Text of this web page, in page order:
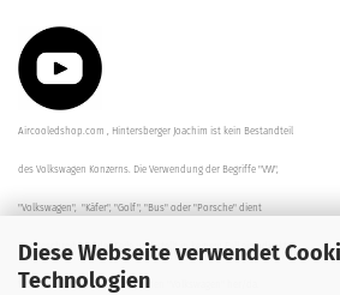
Diese Webseite verwendet
Technologien
Aircooledshop.com , Hintersberger Joachim ist kein Bestandteil
des Volkswagen Konzerns. Die Verwendung der Begriffe "VW",
"Volkswagen", "Käfer", "Golf", "Bus" oder "Porsche" dient
der Beschreibung der Teile und stellt in keinem Fall eine direkte
Verbindung zu dem Unternehmen "Volkswagen" her/da.